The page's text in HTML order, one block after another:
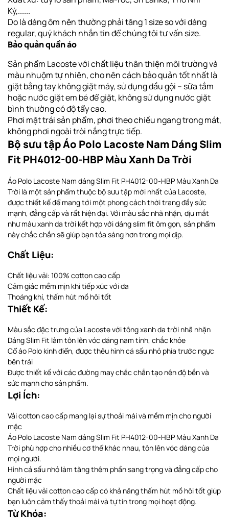
Kỳ,......
Do là dáng ôm nên thường phải tăng 1 size so với dáng
regular, quý khách nhắn tin để chúng tôi tư vấn size.
Bảo quản quần áo
Sản phẩm Lacoste với chất liệu thân thiện môi trường và
màu nhuộm tự nhiên, cho nên cách bảo quản tốt nhất là
giặt bằng tay không giặt máy, sử dụng dầu gội – sữa tắm
hoặc nước giặt em bé để giặt, không sử dụng nước giặt
bình thường có độ tẩy cao.
Phơi mặt trái sản phẩm, phơi theo chiều ngangtrong mát,
không phơi ngoài tròi nắng trực tiếp.
Bộ sưu tập Áo Polo Lacoste Nam Dáng Slim
Fit PH4012-00-HBP Màu Xanh Da Trời
Áo Polo Lacoste Nam dáng Slim Fit PH4012-00-HBP Màu Xanh Da
Trời là một sản phẩm thuộc bộ sưu tập mới nhất của Lacoste,
được thiết kế để mang tới một phong cách thời trang đầy sức
mạnh, đẳng cấp và rất hiện đại. Với màu sắc nhã nhặn, dịu mắt
như màu xanh da trời kết hợp với dáng slim fit ôm gọn, sản phẩm
này chắc chắn sẽ giúp bạn tỏa sáng hơn trong mọi dịp.
Chất Liệu:
Chất liệu vải: 100% cotton cao cấp
Cảm giác mềm mịn khi tiếp xúc với da
Thoáng khí, thấm hút mồ hôi tốt
Thiết Kế:
Màu sắc đặc trưng của Lacoste với tông xanh da trời nhã nhặn
Dáng Slim Fit làm tôn lên vóc dáng nam tính, chắc khỏe
Cổ áo Polo kinh điển, được thêu hình cá sấu nhỏ phía trước ngực
bên trái
Được thiết kế với các đường may chắc chắn tạo nên độ bền và
sức mạnh cho sản phẩm.
Lợi Ích:
Vải cotton cao cấp mang lại sự thoải mái và mềm mịn cho người
mặc
Áo Polo Lacoste Nam dáng Slim Fit PH4012-00-HBP Màu Xanh Da
Trời phù hợp cho nhiều cơ thể khác nhau, tôn lên vóc dáng của
mọi người.
Hình cá sấu nhỏ làm tăng thêm phần sang trọng và đẳng cấp cho
người mặc
Chất liệu vải cotton cao cấp có khả năng thấm hút mồ hôi tốt giúp
bạn luôn cảm thấy thoải mái và tự tin trong mọi hoạt động.
Từ Khóa: